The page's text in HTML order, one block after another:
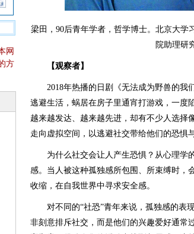
网
方
梁田，90后青年学者，哲学博士。北京大学
院助理研
【观察者】
2018年热播的日剧《无法成为野兽的我们
逃避生活，蜗居在房子里通宵打游戏，一度
越来越发达、越来越先进，却有不少人选择
走向虚拟空间，以逃避社交带给他们的恐惧
为什么社交会让人产生恐惧？从心理学的
感。当人被这种孤独感所包围、所束缚时，
收缩，在自我世界中寻求安全感。
对不同的“社恐”青年来说，孤独感的表
非刻意排斥社交，而是他们的兴趣爱好通常